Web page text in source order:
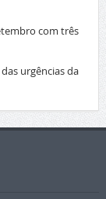
com três
urgências da